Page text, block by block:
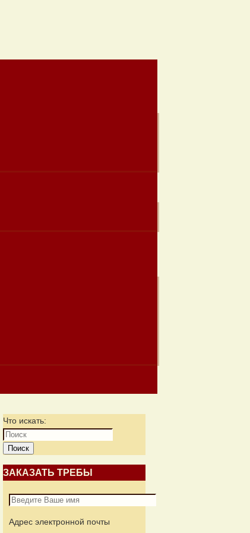
Что искать:
Поиск
ЗАКАЗАТЬ ТРЕБЫ
Адрес электронной почты